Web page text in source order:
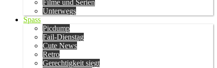
Filme und Serien
Unterwegs
Spass
Picdump
Fail-Dienstag
Cute News
Retro
Gerechtigkeit siegt